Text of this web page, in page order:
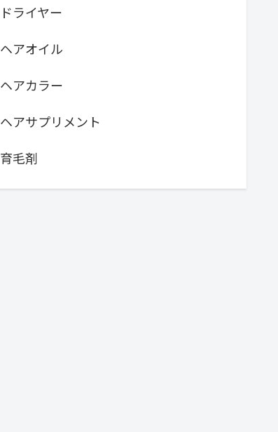
ドライヤー
ヘアオイル
ヘアカラー
ヘアサプリメント
育毛剤